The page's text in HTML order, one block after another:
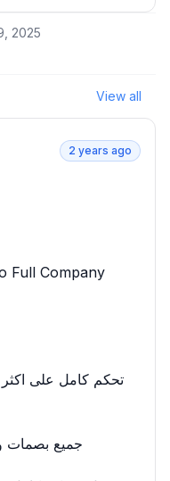
2025
View all
2 years ago
Full Company